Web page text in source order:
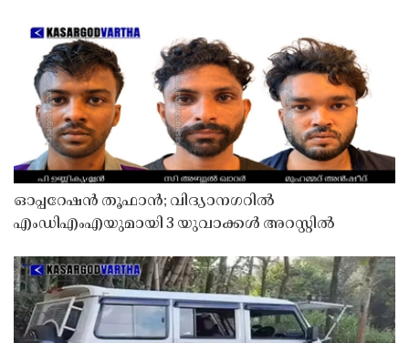
ഓപ്പറേഷൻ തൂഫാൻ; വിദ്യാനഗറിൽ
എംഡിഎംഎയുമായി 3 യുവാക്കൾ അറസ്റ്റിൽ